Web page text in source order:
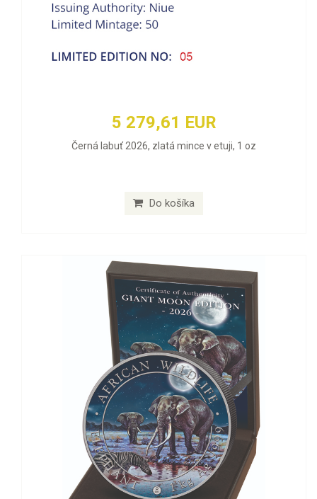
5 279,61 EUR
Černá labuť 2026, zlatá mince v etuji, 1 oz
Do košíka